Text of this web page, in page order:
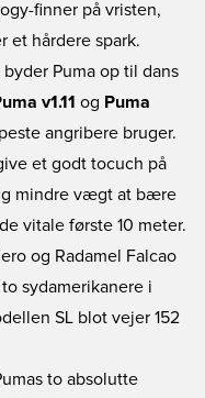
finner på vristen,
et hårdere spark.
Puma op til dans
v1.11 og Puma
angribere bruger.
et godt tocuch på
mindre vægt at bære
vitale første 10 meter.
og Radamel Falcao
sydamerikanere i
SL blot vejer 152
to absolutte